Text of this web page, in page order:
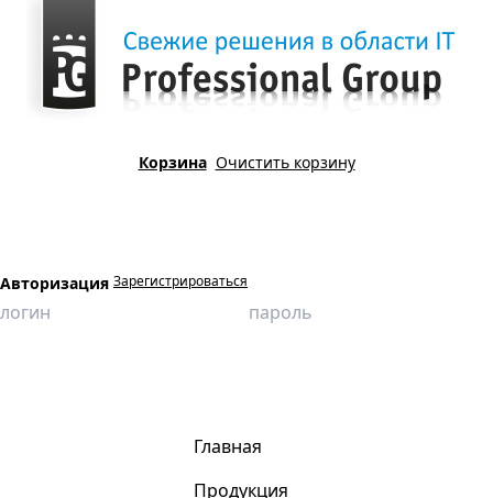
Корзина Очистить корзину
Авторизация Зарегистрироваться
Главная
Продукция